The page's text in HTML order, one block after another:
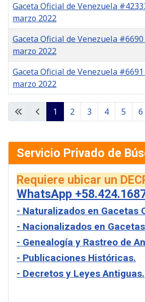
Gacetas
Gaceta Oficial de Venezuela
marzo 2022
Gaceta Oficial de Venezuela
marzo 2022
Gaceta Oficial de Venezuela
marzo 2022
1 2 3 4 5 6
Servicio Privado de
Requiere ubicar un
WhatsApp
- Naturalizados en Gacetas
- Nacionalizados en
- Genealogía y Rastreo de
- Publicaciones Históricas.
- Decretos y Leyes Antiguas.